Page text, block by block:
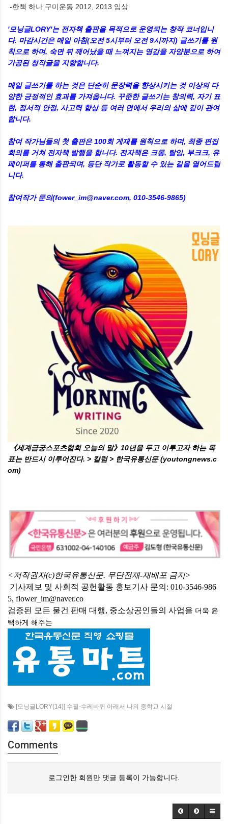
-한책 하나 구미운동 2012, 2013 입상
'모닝글LORY'는 전자책 출판을 목적으로 운영되는 창작 코너입니
다. 마감시간은 매일 아침(오전 5시부터 오전 9시까지) 글쓰기를 원
칙으로 하며, 숙면 뒤 깨어났을 때 느껴지는 영감을 자양분으로 하여
가공된 창작글을 지향합니다.
매일 글쓰기를 하는 것은 단순히 문장력을 향상시키는 것 이상의 다
양한 긍정적인 효과를 가져옵니다. 꾸준한 글쓰기는 창의력, 자기 표
현, 정서적 안정, 사고력 향상 등 여러 면에서 우리의 삶에 깊이 관여
합니다.
참여 작가님들의 첫 출판은 100회 게재를 원칙으로 하며, 최종 편집
회의를 거쳐 전자책 발행을 합니다. 전자책은 크몽, 탈잉, 부크크, 유
페이퍼를 통해 출판되며, 등단 작가로 활동할 수 있는 길을 열어드립
니다.
참여작가 문의(fower_im@naver.com, 010-3546-9865)
《세계금궁스포츠협회 오늘의 말》10년을 두고 이루고자 하는 목
표는 반드시 이루어진다. > 칼럼 > 한국유통신문 (youtongnews.c
om)
<저작권자(c)한국유통신문. 무단전재-재배포 금지>
기사제보 및 사회적 공헌활동 홍보기사 문의: 010-3546-986
5, flower_im@naver.co
검증된 모든 물건 판매 대행, 중소상공인들의 사업을 더욱 윤
택하게 해주는
[모닝글LORY(14)] 수필-수레바퀴 아래서 나의 중학교 시절
Comments
로그인한 회원만 댓글 등록이 가능합니다.